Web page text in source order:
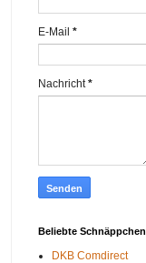
E-Mail *
Nachricht*
Beliebte Schnäppchen
DKB Comdirect